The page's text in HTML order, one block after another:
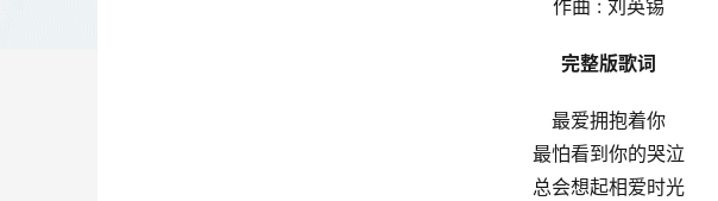
作曲 : 刘英锡
完整版歌词
最爱拥抱着你
最怕看到你的哭泣
总会想起相爱时光